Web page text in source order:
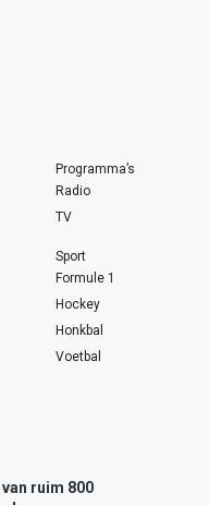
Programma’s
Radio
TV
Sport
Formule 1
Hockey
Honkbal
Voetbal
ruim 800